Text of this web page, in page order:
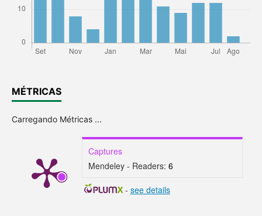
MÉTRICAS
Carregando Métricas ...
Captures
Mendeley - Readers: 6
- see details